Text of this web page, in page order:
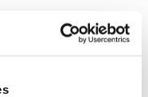
1.443
om